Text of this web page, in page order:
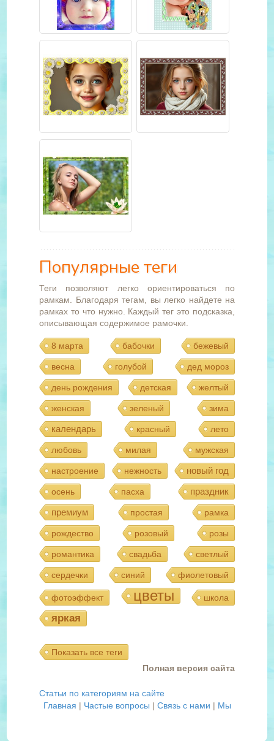
Популярные теги
Теги позволяют легко ориентироваться по
рамкам. Благодаря тегам, вы легко найдете на
рамках то что нужно. Каждый тег это подсказка,
описывающая содержимое рамочки.
8 марта бабочки бежевый
весна голубой дед мороз
день рождения детская желтый
женская зеленый зима
календарь красный лето
любовь милая мужская
настроение нежность новый год
осень пасха
праздник
премиум
простая рамка
рождество розовый розы
романтика свадьба светлый
сердечки синий фиолетовый
фотоэффект цветы школа
яркая
Показать все теги
Полная версия сайта
Статьи по категориям на сайте
Главная | Частые вопросы | Связь с нами | Мы